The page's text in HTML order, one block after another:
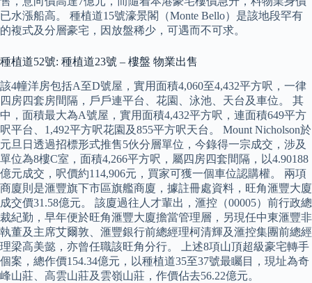
已水漲船高。 種植道15號濠景閣（Monte Bello）是該地段罕有
的複式及分層豪宅，因放盤稀少，可遇而不可求。
種植道52號: 種植道23號 – 樓盤 物業出售
該4幢洋房包括A至D號屋，實用面積4,060至4,432平方呎，一律
四房四套房間隔，戶戶連平台、花園、泳池、天台及車位。 其
中，面積最大為A號屋，實用面積4,432平方呎，連面積649平方
呎平台、1,492平方呎花園及855平方呎天台。 Mount Nicholson於
元旦日透過招標形式推售5伙分層單位，今錄得一宗成交，涉及
單位為8樓C室，面積4,266平方呎，屬四房四套間隔，以4.90188
億元成交，呎價約114,906元，買家可獲一個車位認購權。 兩項
商廈則是滙豐旗下市區旗艦商廈，據註冊處資料，旺角滙豐大廈
成交價31.58億元。 該廈過往人才輩出，滙控（00005）前行政總
裁紀勤，早年便於旺角滙豐大廈擔當管理層，另現任中東滙豐非
執董及主席艾爾敦、滙豐銀行前總經理柯清輝及滙控集團前總經
理梁高美懿，亦曾任職該旺角分行。 上述8項山頂超級豪宅轉手
個案，總作價154.34億元，以種植道35至37號最矚目，現址為奇
峰山莊、高雲山莊及雲嶺山莊，作價佔去56.22億元。